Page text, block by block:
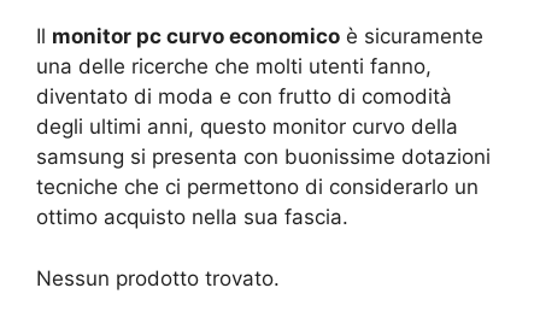
Il monitor pc curvo economico è sicuramente
una delle ricerche che molti utenti fanno,
diventato di moda e con frutto di comodità
degli ultimi anni, questo monitor curvo della
samsung si presenta con buonissime dotazioni
tecniche che ci permettono di considerarlo un
ottimo acquisto nella sua fascia.
Nessun prodotto trovato.